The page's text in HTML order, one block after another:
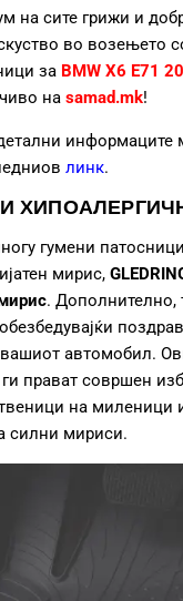
на сите грижи и
во возењето
за BMW X6 E71
на samad.mk!
информаците
линк.
гумени
мирис,
. Дополнително,
автомобил.
ги прават совршен
на миленици
силни мириси.